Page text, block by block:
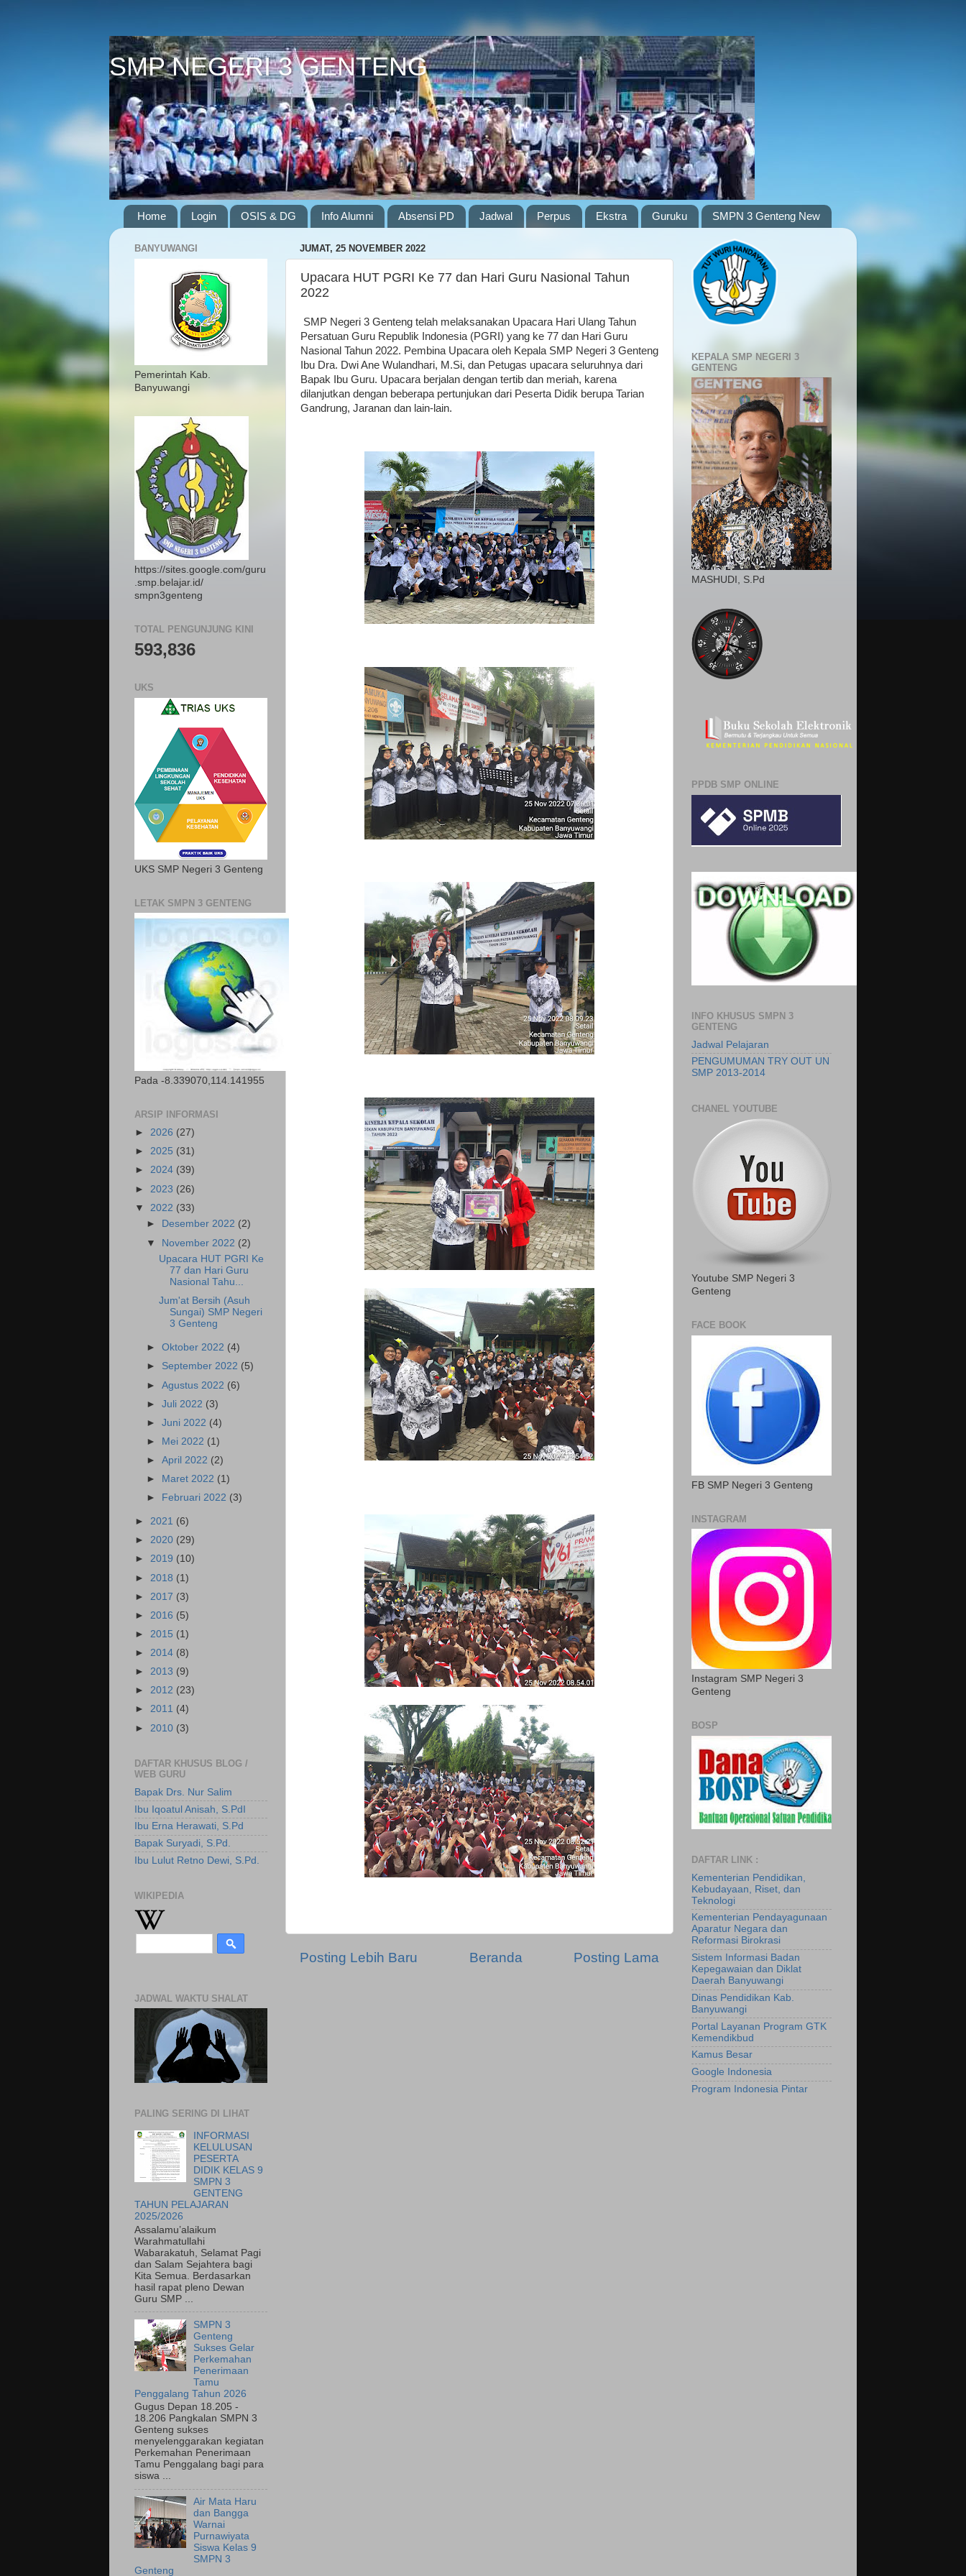
SMP NEGERI 3 GENTENG
Home Login OSIS & DG Info Alumni Absensi PD Jadwal Perpus Ekstra Guruku SMPN 3 Genteng New
JUMAT, 25 NOVEMBER 2022
Upacara HUT PGRI Ke 77 dan Hari Guru Nasional Tahun
2022
SMP Negeri 3 Genteng telah melaksanakan Upacara Hari Ulang Tahun
Persatuan Guru Republik Indonesia (PGRI) yang ke 77 dan Hari Guru
Nasional Tahun 2022. Pembina Upacara oleh Kepala SMP Negeri 3 Genteng
Ibu Dra. Dwi Ane Wulandhari, M.Si, dan Petugas upacara seluruhnya dari
Bapak Ibu Guru. Upacara berjalan dengan tertib dan meriah, karena
dilanjutkan dengan beberapa pertunjukan dari Peserta Didik berupa Tarian
Gandrung, Jaranan dan lain-lain.
Posting Lebih Baru Posting Lama
Beranda
BANYUWANGI
Pemerintah Kab.
Banyuwangi
https://sites.google.com/guru
.smp.belajar.id/
smpn3genteng
TOTAL PENGUNJUNG KINI
593,836
UKS
UKS SMP Negeri 3 Genteng
LETAK SMPN 3 GENTENG
Pada -8.339070,114.141955
ARSIP INFORMASI
► 2026 (27)
► 2025 (31)
► 2024 (39)
► 2023 (26)
▼ 2022 (33)
►
Desember 2022 (2)
▼ November 2022 (2)
Upacara HUT PGRI Ke
77 dan Hari Guru
Nasional Tahu...
Jum'at Bersih (Asuh
Sungai) SMP Negeri
3 Genteng
►Oktober 2022 (4)
► September 2022 (5)
►Agustus 2022 (6)
►Juli 2022 (3)
►Juni 2022 (4)
►
Mei 2022 (1)
►April 2022 (2)
►
Maret 2022 (1)
►
Februari 2022 (3)
► 2021 (6)
► 2020 (29)
► 2019 (10)
► 2018 (1)
► 2017 (3)
► 2016 (5)
► 2015 (1)
► 2014 (8)
► 2013 (9)
► 2012 (23)
► 2011 (4)
► 2010 (3)
DAFTAR KHUSUS BLOG /
WEB GURU
Bapak Drs. Nur Salim
Ibu Iqoatul Anisah, S.PdI
Ibu Erna Herawati, S.Pd
Bapak Suryadi, S.Pd.
Ibu Lulut Retno Dewi, S.Pd.
WIKIPEDIA
JADWAL WAKTU SHALAT
PALING SERING DI LIHAT
INFORMASI
KELULUSAN
PESERTA
DIDIK KELAS 9
SMPN 3
GENTENG
TAHUN PELAJARAN
2025/2026
Assalamu’alaikum
Warahmatullahi
Wabarakatuh, Selamat Pagi
dan Salam Sejahtera bagi
Kita Semua. Berdasarkan
hasil rapat pleno Dewan
Guru SMP ...
SMPN 3
Genteng
Sukses Gelar
Perkemahan
Penerimaan
Tamu
Penggalang Tahun 2026
Gugus Depan 18.205 -
18.206 Pangkalan SMPN 3
Genteng sukses
menyelenggarakan kegiatan
Perkemahan Penerimaan
Tamu Penggalang bagi para
siswa ...
Air Mata Haru
dan Bangga
Warnai
Purnawiyata
Siswa Kelas 9
SMPN 3
Genteng
KEPALA SMP NEGERI 3
GENTENG
MASHUDI, S.Pd
PPDB SMP ONLINE
INFO KHUSUS SMPN 3
GENTENG
Jadwal Pelajaran
PENGUMUMAN TRY OUT UN
SMP 2013-2014
CHANEL YOUTUBE
Youtube SMP Negeri 3
Genteng
FACE BOOK
FB SMP Negeri 3 Genteng
INSTAGRAM
Instagram SMP Negeri 3
Genteng
BOSP
DAFTAR LINK :
Kementerian Pendidikan,
Kebudayaan, Riset, dan
Teknologi
Kementerian Pendayagunaan
Aparatur Negara dan
Reformasi Birokrasi
Sistem Informasi Badan
Kepegawaian dan Diklat
Daerah Banyuwangi
Dinas Pendidikan Kab.
Banyuwangi
Portal Layanan Program GTK
Kemendikbud
Kamus Besar
Google Indonesia
Program Indonesia Pintar